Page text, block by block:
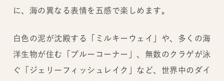
に、海の異なる表情を五感で楽しめます。
白色の泥が沈殿する「ミルキーウェイ」や、多くの海
洋生物が住む「ブルーコーナー」、無数のクラゲが泳
ぐ「ジェリーフィッシュレイク」など、世界中のダイ